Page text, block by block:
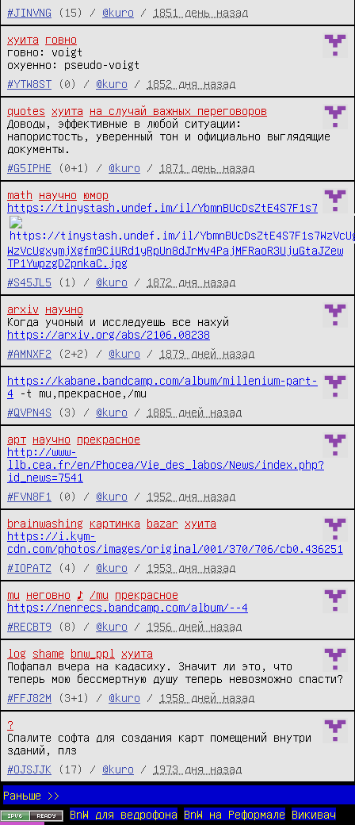
#JINVNG
(15) / @kuro / 1851 день назад
хуита
говно
говно: voigt
охуенно: pseudo-voigt
#YTW8ST
(0) / @kuro / 1852 дня назад
quotes хуита
на случай важных переговоров
Доводы, эффективные в любой ситуации:
напористость, уверенный тон и официально выглядящие
документы.
#G5IPHE
(0+1) / @kuro / 1871 день назад
math научно
юмор
https://tinystash.undef.im/il/YbmnBUcDsZtE4S7F1s7
WzVcUgxymjXgfm9CiURd1yRpUn8dJrMv4PajMFRaoR3UjuGtaJZew
TP1YwpzgDZpnkaC.jpg
#S45JL5
(1) / @kuro / 1872 дня назад
arxiv
научно
https://arxiv.org/abs/2106.08238
#AMNXF2
(2+2) / @kuro / 1879 дней назад
https://kabane.bandcamp.com/album/millenium-part-
4 -t mu,прекрасное,/mu
#QVPN4S
(3) / @kuro / 1885 дней назад
арт научно
прекрасное
http://www-
llb.cea.fr/en/Phocea/Vie_des_labos/News/index.php?
id_news=7541
#FVN8F1
(0) / @kuro / 1952 дня назад
brainwashing картинка bazar
хуита
https://i.kym-
cdn.com/photos/images/original/001/370/706/cb0.436251
#IOPATZ
(4) / @kuro / 1953 дня назад
mu неговно ♪ /mu
прекрасное
https://nenrecs.bandcamp.com/album/--4
#RECBT9
(8) / @kuro / 1956 дней назад
log shame bnw_ppl
хуита
Пофапал вчера на кадасиху. Значит ли это, что
теперь мою бессмертную душу теперь невозможно спасти?
#FFJ82M
(3+1) / @kuro / 1958 дней назад
?
Спалите софта для создания карт помещений внутри
зданий, плз
#OJSJJK
(17) / @kuro / 1973 дня назад
Раньше >>
BnW для ведрофона
BnW на Реформале
Викивач